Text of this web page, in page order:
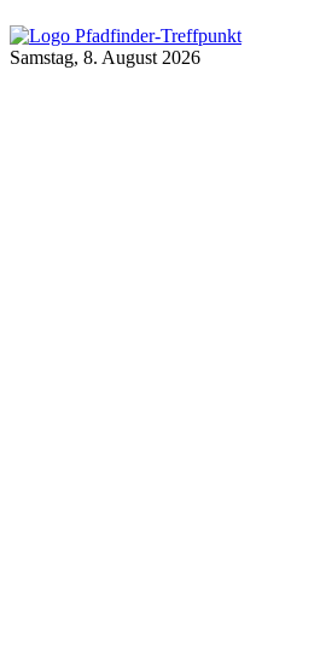
Samstag, 8. August 2026